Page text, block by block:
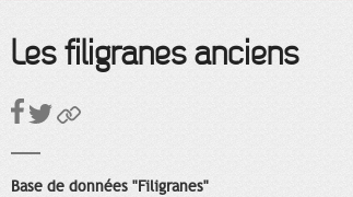
Les filigranes anciens
Base de données "Filigranes"